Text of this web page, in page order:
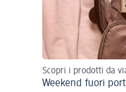
Scopri i prodotti da
Weekend fuori